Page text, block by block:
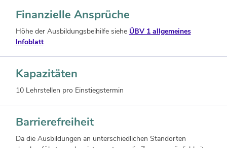
Finanzielle Ansprüche
Höhe der Ausbildungsbeihilfe siehe ÜBV 1 allgemeines
Infoblatt
Kapazitäten
10 Lehrstellen pro Einstiegstermin
Barrierefreiheit
Da die Ausbildungen an unterschiedlichen Standorten